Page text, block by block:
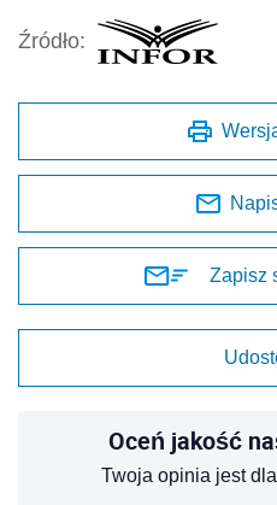
Źródło:
Zapisz
Oceń jakość
Twoja opinia jest